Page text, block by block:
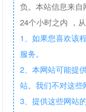
负。本站信息来
24个小时之内 ，
1、如果您喜欢该
服务。
2、本网站可能提
站。我们不对这些
3、提供这些网站